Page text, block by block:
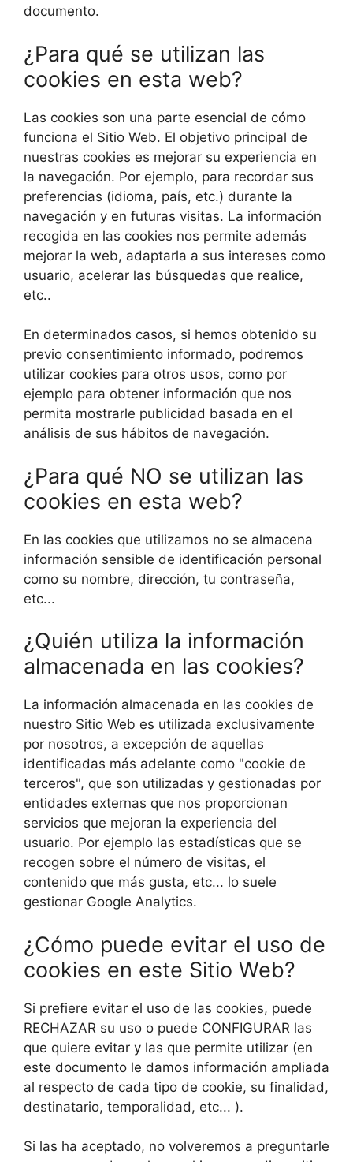
documento.
¿Para qué se utilizan las
cookies en esta web?
Las cookies son una parte esencial de cómo
funciona el Sitio Web. El objetivo principal de
nuestras cookies es mejorar su experiencia en
la navegación. Por ejemplo, para recordar sus
preferencias (idioma, país, etc.) durante la
navegación y en futuras visitas. La información
recogida en las cookies nos permite además
mejorar la web, adaptarla a sus intereses como
usuario, acelerar las búsquedas que realice,
etc..
En determinados casos, si hemos obtenido su
previo consentimiento informado, podremos
utilizar cookies para otros usos, como por
ejemplo para obtener información que nos
permita mostrarle publicidad basada en el
análisis de sus hábitos de navegación.
¿Para qué NO se utilizan las
cookies en esta web?
En las cookies que utilizamos no se almacena
información sensible de identificación personal
como su nombre, dirección, tu contraseña,
etc...
¿Quién utiliza la información
almacenada en las cookies?
La información almacenada en las cookies de
nuestro Sitio Web es utilizada exclusivamente
por nosotros, a excepción de aquellas
identificadas más adelante como "cookie de
terceros", que son utilizadas y gestionadas por
entidades externas que nos proporcionan
servicios que mejoran la experiencia del
usuario. Por ejemplo las estadísticas que se
recogen sobre el número de visitas, el
contenido que más gusta, etc... lo suele
gestionar Google Analytics.
¿Cómo puede evitar el uso de
cookies en este Sitio Web?
Si prefiere evitar el uso de las cookies, puede
RECHAZAR su uso o puede CONFIGURAR las
que quiere evitar y las que permite utilizar (en
este documento le damos información ampliada
al respecto de cada tipo de cookie, su finalidad,
destinatario, temporalidad, etc... ).
Si las ha aceptado, no volveremos a preguntarle